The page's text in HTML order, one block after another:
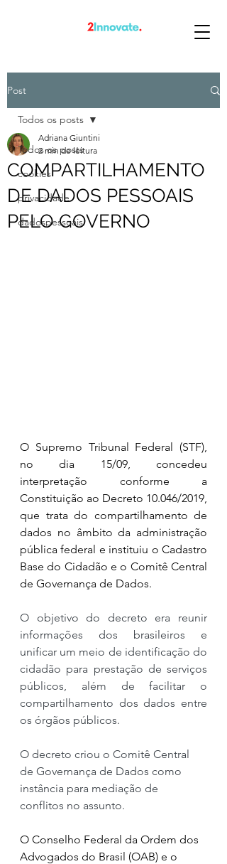
Post
Todos os posts
cookies
privacidade
dadospessoais
Todos os posts
COMPARTILHAMENTO
DE DADOS PESSOAIS
PELO GOVERNO
Adriana Giuntini
2 min de leitura
O Supremo Tribunal Federal (STF),
no dia 15/09, concedeu
interpretação conforme a
Constituição ao Decreto 10.046/2019,
que trata do compartilhamento de
dados no âmbito da administração
pública federal e instituiu o Cadastro
Base do Cidadão e o Comitê Central
de Governança de Dados.
O objetivo do decreto era reunir
informações dos brasileiros e
unificar um meio de identificação do
cidadão para prestação de serviços
públicos, além de facilitar o
compartilhamento dos dados entre
os órgãos públicos.
O decreto criou o Comitê Central
de Governança de Dados como
instância para mediação de
conflitos no assunto.
O Conselho Federal da Ordem dos
Advogados do Brasil (OAB) e o